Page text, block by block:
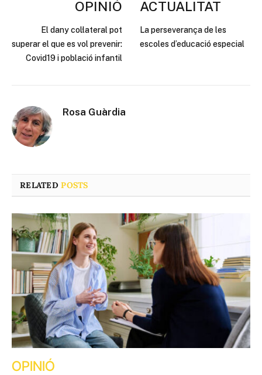
OPINIÓ
El dany col·lateral pot
superar el que es vol prevenir:
Covid19 i població infantil
ACTUALITAT
La perseverança de les
escoles d’educació especial
Rosa Guàrdia
RELATEDPOSTS
OPINIÓ